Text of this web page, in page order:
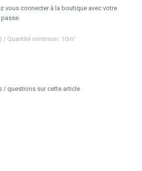
vous connecter à la boutique avec votre
Quantité minimum: 10m¹
/ questions sur cette article